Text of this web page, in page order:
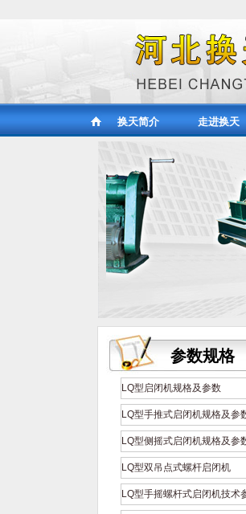
换天简介 走进换天
QPT台车移
参数规格
LQ型启闭机规格及参数
LQ型手推式启闭机规格及参
LQ型侧摇式启闭机规格及参
LQ型双吊点式螺杆启闭机
LQ型手摇螺杆式启闭机技术